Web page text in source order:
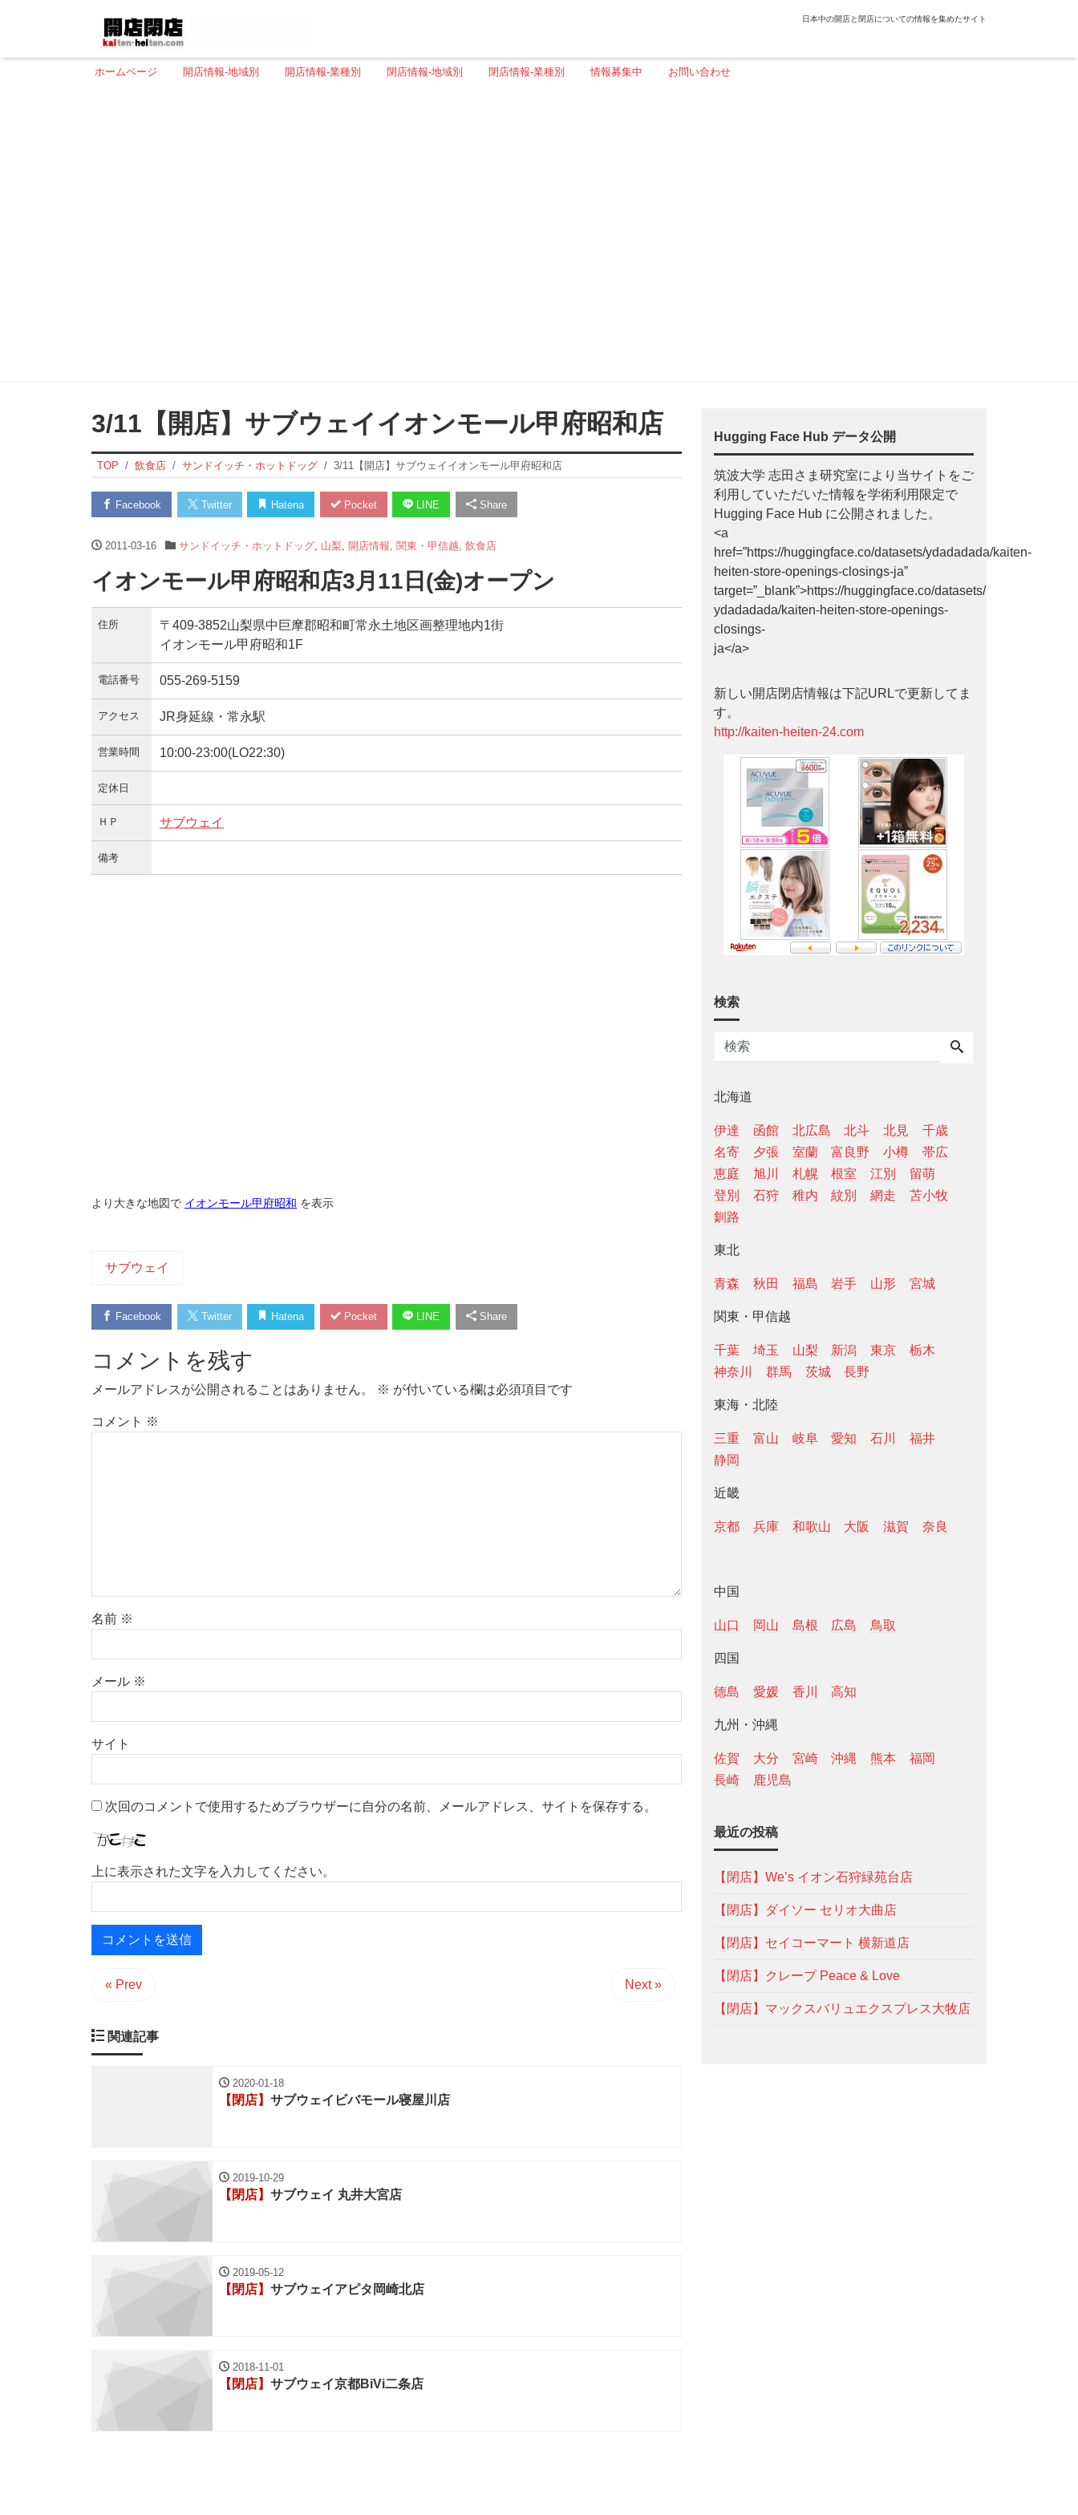
日本中の開店と閉店についての情報を集めたサイト
ホームページ 開店情報-地域別 開店情報-業種別 閉店情報-地域別 閉店情報-業種別 情報募集中 お問い合わせ
3/11【開店】サブウェイイオンモール甲府昭和店
TOP 飲食店 サンドイッチ・ホットドッグ 3/11【開店】サブウェイイオンモール甲府昭和店
Facebook Twitter Hatena Pocket LINE Share
2011-03-16 サンドイッチ・ホットドッグ, 山梨 開店情報 関東・甲信越 飲食店
イオンモール甲府昭和店3月11日(金)オープン
住所
〒409-3852山梨県中巨摩郡昭和町常永土地区画整理地内1街
イオンモール甲府昭和1F
電話番号 055-269-5159
アクセス JR身延線・常永駅
営業時間 10:00-23:00(LO22:30)
定休日
ＨＰ サブウェイ
備考
より大きな地図で イオンモール甲府昭和 を表示
サブウェイ
Facebook Twitter Hatena Pocket LINE Share
コメントを残す
メールアドレスが公開されることはありません。 ※ が付いている欄は必須項目です
コメント ※
名前 ※
メール ※
サイト
次回のコメントで使用するためブラウザーに自分の名前、メールアドレス、サイトを保存する。
上に表示された文字を入力してください。
« Prev Next »
関連記事
2020-01-18
【閉店】 サブウェイビバモール寝屋川店
2019-10-29
【閉店】 サブウェイ 丸井大宮店
2019-05-12
【閉店】 サブウェイアピタ岡崎北店
2018-11-01
【閉店】 サブウェイ京都BiVi二条店
Hugging Face Hub データ公開
筑波大学 志田さま研究室により当サイトをご
利用していただいた情報を学術利用限定で
Hugging Face Hub に公開されました。
<a
href=”https://huggingface.co/datasets/ydadadada/kaiten-
heiten-store-openings-closings-ja”
target=”_blank”>https://huggingface.co/datasets/
ydadadada/kaiten-heiten-store-openings-
closings-
ja</a>
新しい開店閉店情報は下記URLで更新してま
す。
http://kaiten-heiten-24.com
検索
北海道
伊達 函館 北広島 北斗 北見
千歳
名寄
夕張 室蘭 富良野 小樽
帯広
恵庭
旭川 札幌 根室 江別
留萌
登別
石狩 稚内 紋別 網走
苫小牧
釧路
東北
青森 秋田 福島 岩手 山形 宮城
関東・甲信越
千葉 埼玉 山梨 新潟 東京
栃木
神奈川
群馬 茨城 長野
東海・北陸
三重 富山 岐阜 愛知 石川
福井
静岡
近畿
京都 兵庫 和歌山 大阪 滋賀 奈良
中国
山口 岡山 島根 広島 鳥取
四国
徳島 愛媛 香川 高知
九州・沖縄
佐賀 大分 宮崎 沖縄 熊本
福岡
長崎
鹿児島
最近の投稿
【閉店】We’s イオン石狩緑苑台店
【閉店】ダイソー セリオ大曲店
【閉店】セイコーマート 横新道店
【閉店】クレープ Peace & Love
【閉店】マックスバリュエクスプレス大牧店